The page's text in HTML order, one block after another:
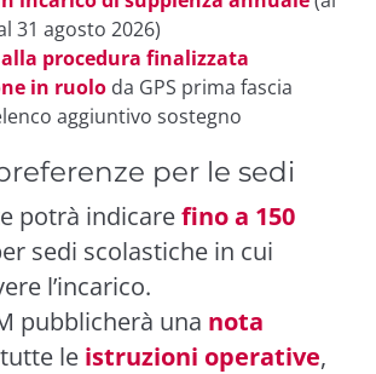
31 agosto 2026)
procedura finalizzata
in ruolo da GPS prima fascia
aggiuntivo sostegno
per le sedi
potrà indicarefino a 150
sedi scolastiche in cui
l’incarico.
pubblicherà una nota
le istruzioni operative,